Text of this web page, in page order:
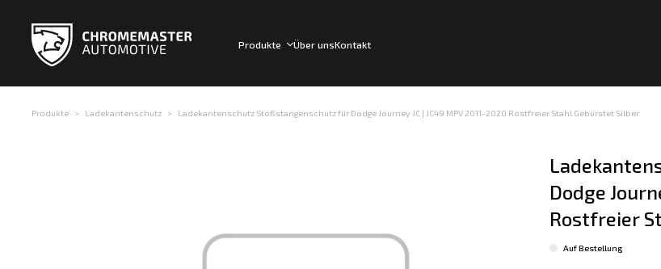
Produkte Über unsKontakt
Produkte Ladekantenschutz Ladekantenschutz Stoßstangenschutz für Dodge Journey JC | JC49 MPV 2011-2020 Rostfreier Stahl Gebürstet Silber
Dodge
Rostfreier
Auf Bestellung